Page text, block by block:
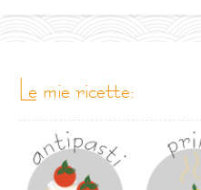
le mie ricette: